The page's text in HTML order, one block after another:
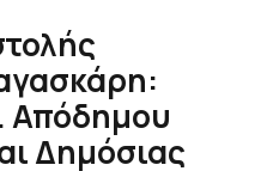
Απόδημου
Δημόσιας